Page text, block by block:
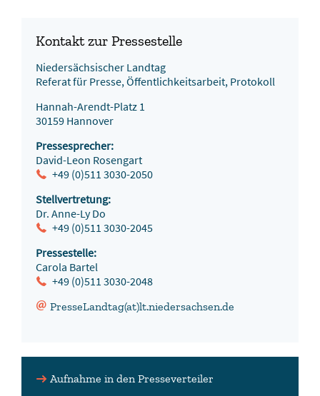
Kontakt zur Pressestelle
Niedersächsischer Landtag
Referat für Presse, Öffentlichkeitsarbeit, Protokoll
Hannah-Arendt-Platz 1
30159 Hannover
Pressesprecher:
David-Leon Rosengart
+49 (0)511 3030-2050
Stellvertretung:
Dr. Anne-Ly Do
+49 (0)511 3030-2045
Pressestelle:
Carola Bartel
+49 (0)511 3030-2048
PresseLandtag(at)lt.niedersachsen.de
Aufnahme in den Presseverteiler